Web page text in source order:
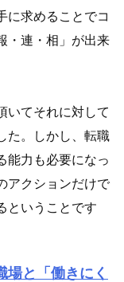
に求めることでコ
・連・相」が出来
いてそれに対して
た。しかし、転職
能力も必要になっ
アクションだけで
ということです
場と「働きにく